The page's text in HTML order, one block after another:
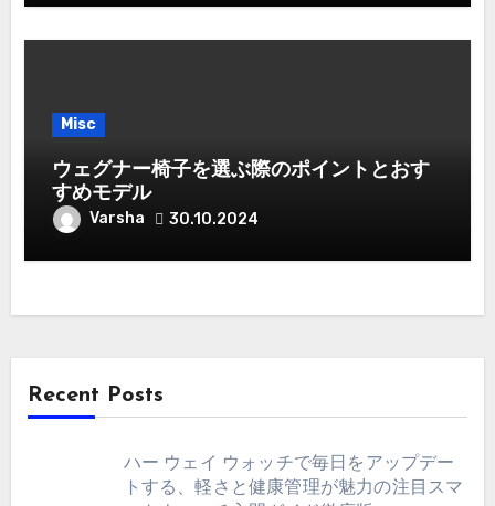
Misc
ウェグナー椅子を選ぶ際のポイントとおす
すめモデル
Varsha 30.10.2024
Recent Posts
ハー ウェイ ウォッチで毎日をアップデー
トする、軽さと健康管理が魅力の注目スマ